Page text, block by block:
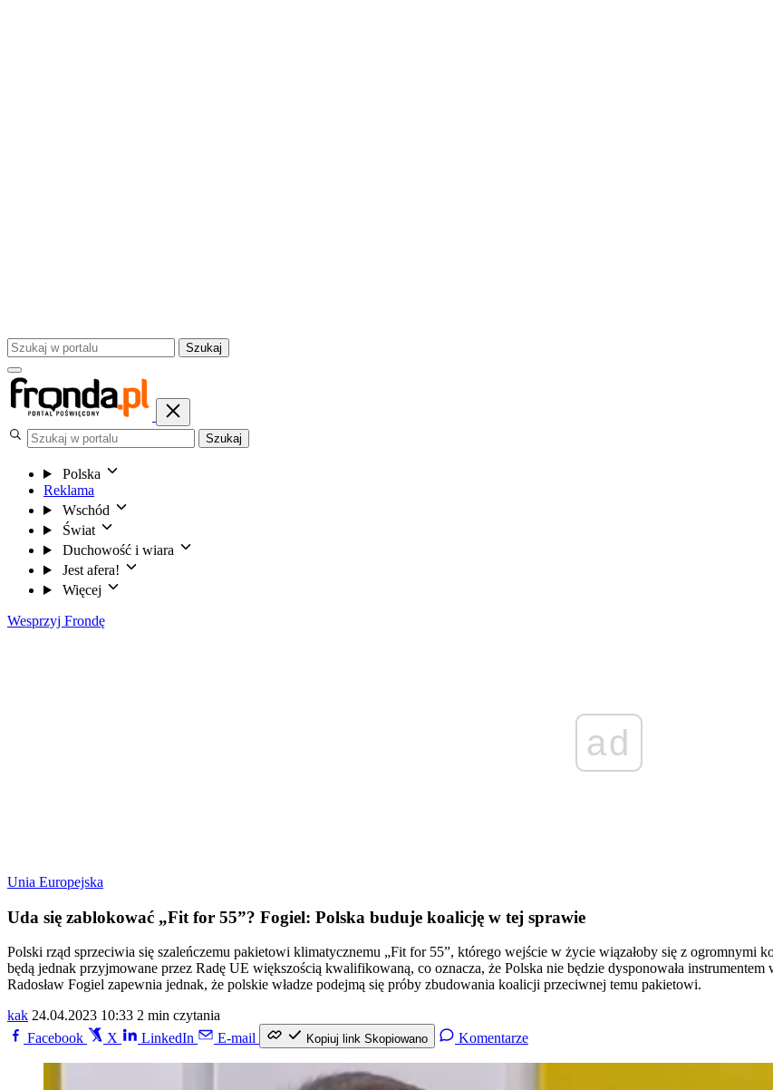
Szukaj
Szukaj
Polska
Reklama
Wschód
Świat
Duchowość i wiara
Jest afera!
Więcej
Wesprzyj Frondę
ad
Unia Europejska
Uda się zablokować „Fit for 55”? Fogiel: Polska buduje koalicję w tej sprawie
Polski rząd sprzeciwia się szaleńczemu pakietowi klimatycznemu „Fit for 55”, którego wejście w życie wiązałoby się z ogromnymi
będą jednak przyjmowane przez Radę UE większością kwalifikowaną, co oznacza, że Polska nie będzie dysponowała
Radosław Fogiel zapewnia jednak, że polskie władze podejmą się próby zbudowania koalicji przeciwnej temu pakietowi.
kak 24.04.2023 10:33 2 min czytania
Facebook
X LinkedIn E-mail Kopiuj link Skopiowano Komentarze